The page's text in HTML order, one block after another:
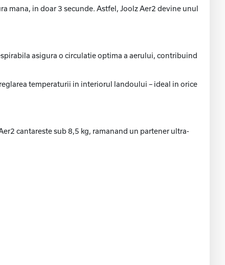
mana, in doar 3 secunde. Astfel, Joolz Aer2 devine unul
asigura o circulatie optima a aerului, contribuind
temperaturii in interiorul landoului – ideal in orice
cantareste sub 8,5 kg, ramanand un partener ultra-